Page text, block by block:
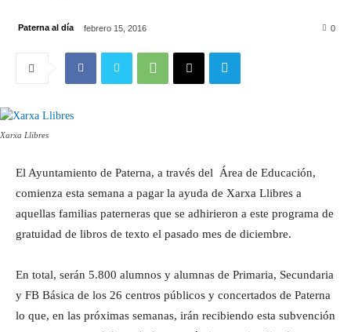
Paterna al día febrero 15, 2016 0
Xarxa Llibres
El Ayuntamiento de Paterna, a través del Área de Educación,
comienza esta semana a pagar la ayuda de Xarxa Llibres a
aquellas familias paterneras que se adhirieron a este programa de
gratuidad de libros de texto el pasado mes de diciembre.
En total, serán 5.800 alumnos y alumnas de Primaria, Secundaria
y FB Básica de los 26 centros públicos y concertados de Paterna
lo que, en las próximas semanas, irán recibiendo esta subvención